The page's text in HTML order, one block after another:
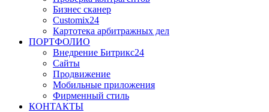
Бизнес сканер
Customix24
Картотека арбитражных дел
ПОРТФОЛИО
Внедрение Битрикс24
Сайты
Продвижение
Мобильные приложения
Фирменный стиль
КОНТАКТЫ